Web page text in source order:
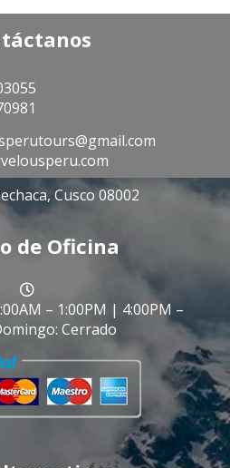
Cusco 08002
de Oficina
– 1:00PM | 4:00PM –
Cerrado